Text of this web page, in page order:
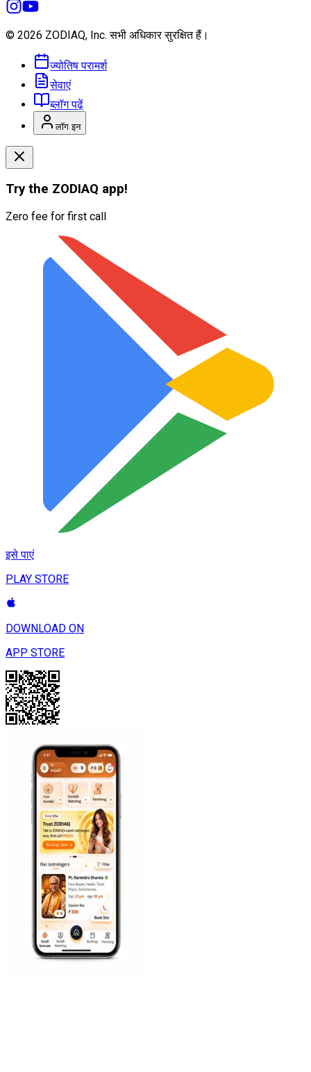
© 2026 ZODIAQ, Inc.सभी अधिकार सुरक्षित हैं।
ज्योतिष परामर्श
सेवाएं
ब्लॉग पढ़ें
लॉग इन
Try the ZODIAQ app!
Zero fee for first call
इसे पाएं
PLAY STORE
DOWNLOAD ON
APP STORE